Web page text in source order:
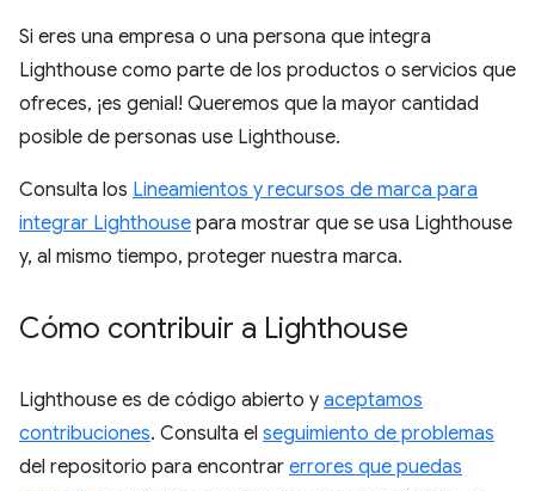
Si eres una empresa o una persona que integra
Lighthouse como parte de los productos o servicios que
ofreces, ¡es genial! Queremos que la mayor cantidad
posible de personas use Lighthouse.
Consulta los Lineamientos y recursos de marca para
integrar Lighthouse para mostrar que se usa Lighthouse
y, al mismo tiempo, proteger nuestra marca.
Cómo contribuir a Lighthouse
Lighthouse es de código abierto y aceptamos
contribuciones. Consulta el seguimiento de problemas
del repositorio para encontrar errores que puedas